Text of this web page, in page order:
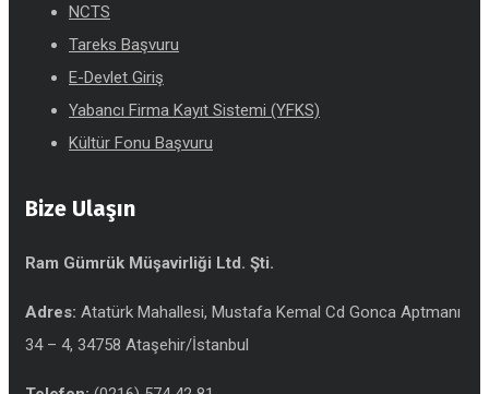
NCTS
Tareks Başvuru
E-Devlet Giriş
Yabancı Firma Kayıt Sistemi (YFKS)
Kültür Fonu Başvuru
Bize Ulaşın
Ram Gümrük Müşavirliği Ltd. Şti.
Adres: Atatürk Mahallesi, Mustafa Kemal Cd Gonca Aptmanı
34 – 4, 34758 Ataşehir/İstanbul